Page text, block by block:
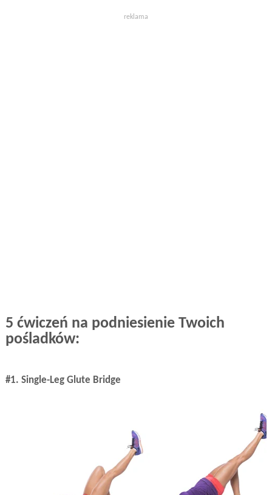
reklama
5 ćwiczeń na podniesienie Twoich
pośladków:
#1. Single-Leg Glute Bridge